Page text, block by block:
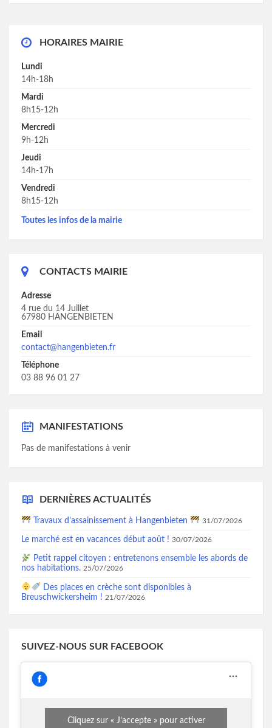
HORAIRES MAIRIE
Lundi
14h-18h
Mardi
8h15-12h
Mercredi
9h-12h
Jeudi
14h-17h
Vendredi
8h15-12h
Toutes les infos de la mairie
CONTACTS MAIRIE
Adresse
4 rue du 14 Juillet
67980 HANGENBIETEN
Email
contact@hangenbieten.fr
Téléphone
03 88 96 01 27
MANIFESTATIONS
Pas de manifestations à venir
DERNIÈRES ACTUALITÉS
Travaux d’assainissement à Hangenbieten 31/07/2026
Le marché est en vacances début août ! 30/07/2026
Petit rappel citoyen : entretenons ensemble les abords de
nos habitations. 25/07/2026
Des places en crèche sont disponibles à
Breuschwickersheim ! 21/07/2026
SUIVEZ-NOUS SUR FACEBOOK
Cliquez sur « J’accepte » pour activer